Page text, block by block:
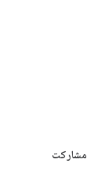
مشارکت